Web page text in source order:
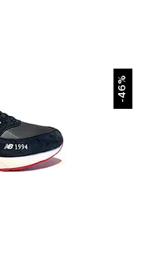
-46%